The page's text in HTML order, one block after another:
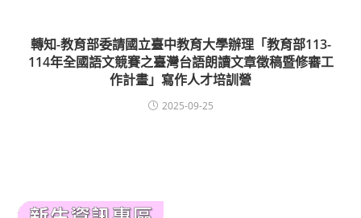
轉知-教育部委請國立臺中教育大學辦理「教育部113-
114年全國語文競賽之臺灣台語朗讀文章徵稿暨修審工
作計畫」寫作人才培訓營
2025-09-25